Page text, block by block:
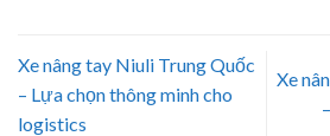
Xe nâng tay Niuli Trung Quốc
– Lựa chọn thông minh cho
logistics
Xe